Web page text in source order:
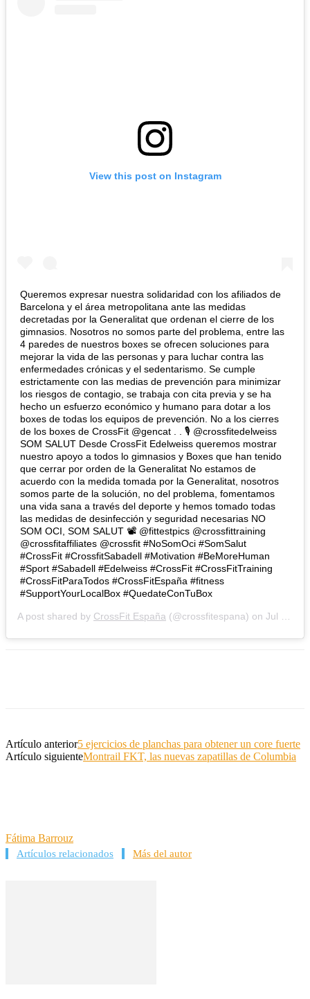
View this post on Instagram
Queremos expresar nuestra solidaridad con los afiliados de
Barcelona y el área metropolitana ante las medidas
decretadas por la Generalitat que ordenan el cierre de los
gimnasios. Nosotros no somos parte del problema, entre las
4 paredes de nuestros boxes se ofrecen soluciones para
mejorar la vida de las personas y para luchar contra las
enfermedades crónicas y el sedentarismo. Se cumple
estrictamente con las medias de prevención para minimizar
los riesgos de contagio, se trabaja con cita previa y se ha
hecho un esfuerzo económico y humano para dotar a los
boxes de todas los equipos de prevención. No a los cierres
de los boxes de CrossFit @gencat . . 🎙 @crossfitedelweiss
SOM SALUT Desde CrossFit Edelweiss queremos mostrar
nuestro apoyo a todos lo gimnasios y Boxes que han tenido
que cerrar por orden de la Generalitat No estamos de
acuerdo con la medida tomada por la Generalitat, nosotros
somos parte de la solución, no del problema, fomentamos
una vida sana a través del deporte y hemos tomado todas
las medidas de desinfección y seguridad necesarias NO
SOM OCI, SOM SALUT 📽 @fittestpics @crossfittraining
@crossfitaffiliates @crossfit #NoSomOci #SomSalut
#CrossFit #CrossfitSabadell #Motivation #BeMoreHuman
#Sport #Sabadell #Edelweiss #CrossFit #CrossFitTraining
#CrossFitParaTodos #CrossFitEspaña #fitness
#SupportYourLocalBox #QuedateConTuBox
A post shared by CrossFit España (@crossfitespana) on Jul 22, 2020 at 4:45am PDT
Artículo anterior5 ejercicios de planchas para obtener un core fuerte
Artículo siguienteMontrail FKT, las nuevas zapatillas de Columbia
Fátima Barrouz
Artículos relacionados Más del autor